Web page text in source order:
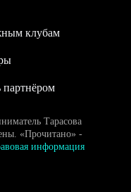
клубам
партнёром
Тарасова
«Прочитано» -
информация